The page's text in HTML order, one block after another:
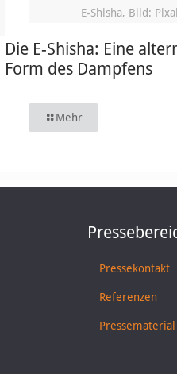
E-Shisha, Bild:
Die E-Shisha: Eine
Form des Dampfens
Mehr
Pressekontakt
Referenzen
Pressematerial